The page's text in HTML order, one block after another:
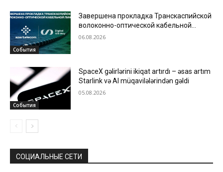
События
Завершена прокладка Транскаспийской
волоконно-оптической кабельной
линии по дну Каспийского моря
06.08.2026
События
SpaceX gəlirlərini ikiqat artırdı – əsas artım
Starlink və AI müqavilələrindən gəldi
05.08.2026
СОЦИАЛЬНЫЕ СЕТИ